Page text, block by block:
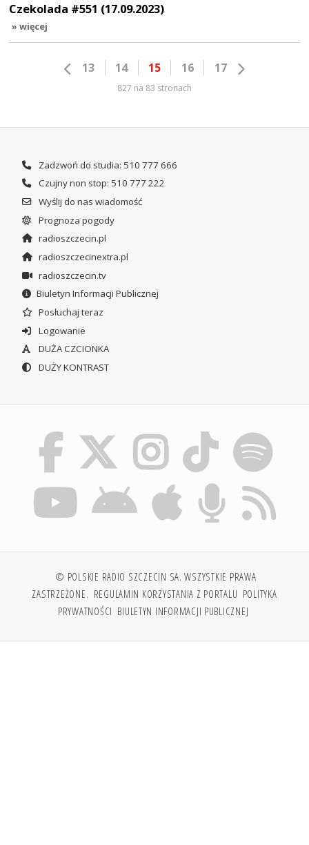
Czekolada #551 (17.09.2023)
» więcej
13 14 15 16 17
827 na 83 stronach
Zadzwoń do studia: 510 777 666
Czujny non stop: 510 777 222
Wyślij do nas wiadomość
Prognoza pogody
radioszczecin.pl
radioszczecinextra.pl
radioszczecin.tv
Biuletyn Informacji Publicznej
Posłuchaj teraz
Logowanie
DUŻA CZCIONKA
DUŻY KONTRAST
© POLSKIE RADIO SZCZECIN SA. WSZYSTKIE PRAWA
ZASTRZEŻONE. REGULAMIN KORZYSTANIA Z PORTALU POLITYKA
PRYWATNOŚCI BIULETYN INFORMACJI PUBLICZNEJ